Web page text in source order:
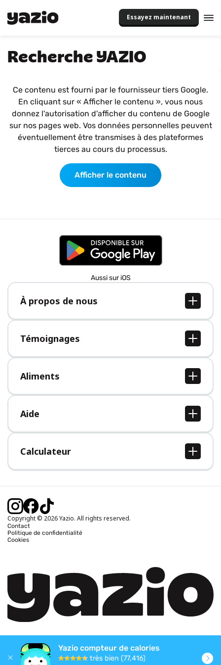
Essayez maintenant
Recherche YAZIO
Ce contenu est fourni par le fournisseur tiers Google.
En cliquant sur « Afficher le contenu », vous nous
donnez l'autorisation d'afficher du contenu de Google
sur nos pages web. Vos données personnelles peuvent
éventuellement être transmises à des plateformes
tierces au cours du processus.
Afficher le contenu
Aussi sur iOS
À propos de nous
À propos de nous
Postes
Presse
Témoignages
Tous les témoignages
Aliments
Tous les aliments
Aide
Centre d'aide
Calculateur
Calcul IMC
Calcul poids idéal
Calcul calories brûlées
Copyright © 2026 Yazio. All rights reserved.
Contact
Politique de confidentialité
Cookies
Yazio compteur de calories
très bien (77,416)